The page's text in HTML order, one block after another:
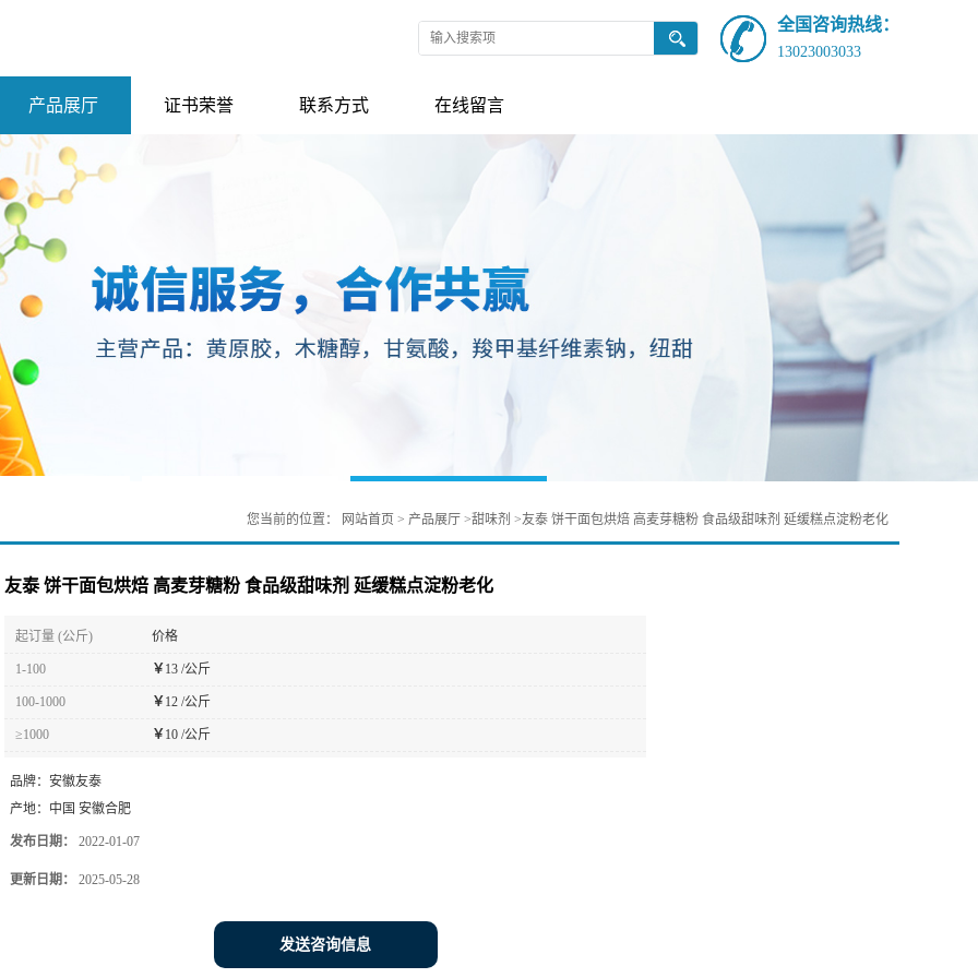
全国咨询热线：
13023003033
产品展厅 证书荣誉 联系方式 在线留言
您当前的位置： 网站首页 > 产品展厅 >甜味剂 >友泰 饼干面包烘焙 高麦芽糖粉 食品级甜味剂 延缓糕点淀粉老化
友泰 饼干面包烘焙 高麦芽糖粉 食品级甜味剂 延缓糕点淀粉老化
起订量 (公斤) 价格
1-100 ￥13 /公斤
100-1000 ￥12 /公斤
≥1000 ￥10 /公斤
品牌： 安徽友泰
产地： 中国 安徽合肥
发布日期： 2022-01-07
更新日期： 2025-05-28
发送咨询信息